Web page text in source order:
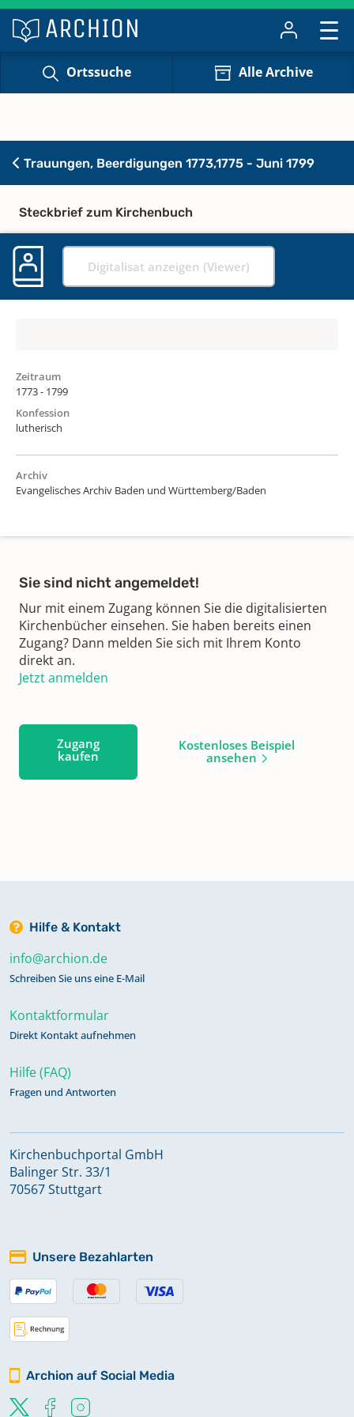
Ortssuche Alle Archive
Trauungen, Beerdigungen 1773,1775 - Juni 1799
Steckbrief zum Kirchenbuch
Digitalisat anzeigen (Viewer)
Zeitraum
1773 - 1799
Konfession
lutherisch
Archiv
Evangelisches Archiv Baden und Württemberg/Baden
Sie sind nicht angemeldet!
Nur mit einem Zugang können Sie die digitalisierten
Kirchenbücher einsehen. Sie haben bereits einen
Zugang? Dann melden Sie sich mit Ihrem Konto
direkt an.
Jetzt anmelden
Zugang
kaufen
Kostenloses Beispiel
ansehen
Hilfe & Kontakt
info@archion.de
Schreiben Sie uns eine E-Mail
Kontaktformular
Direkt Kontakt aufnehmen
Hilfe (FAQ)
Fragen und Antworten
Kirchenbuchportal GmbH
Balinger Str. 33/1
70567 Stuttgart
Unsere Bezahlarten
Archion auf Social Media